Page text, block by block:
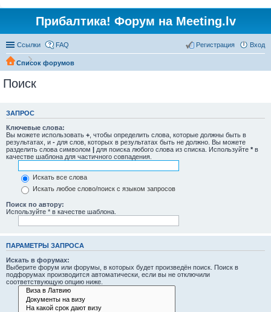
Прибалтика! Форум на Meeting.lv
Ссылки FAQ Вход
Регистрация
Список форумов
Поиск
ЗАПРОС
Ключевые слова:
Вы можете использовать + , чтобы определить слова, которые должны быть в
результатах, и - для слов, которых в результатах быть не должно. Вы можете
разделить слова символом | для поиска любого слова из списка. Используйте * в
качестве шаблона для частичного совпадения.
Искать все слова
Искать любое слово/поиск с языком запросов
Поиск по автору:
Используйте * в качестве шаблона.
ПАРАМЕТРЫ ЗАПРОСА
Искать в форумах:
Выберите форум или форумы, в которых будет произведён поиск. Поиск в
подфорумах производится автоматически, если вы не отключили
соответствующую опцию ниже.